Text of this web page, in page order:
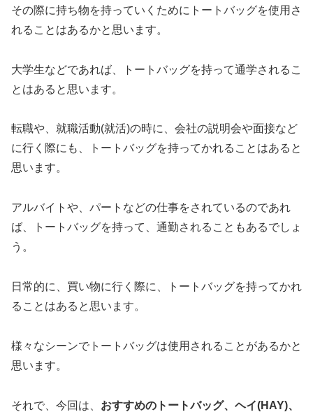
その際に持ち物を持っていくためにトートバッグを使用さ
れることはあるかと思います。
大学生などであれば、トートバッグを持って通学されるこ
とはあると思います。
転職や、就職活動(就活)の時に、会社の説明会や面接など
に行く際にも、トートバッグを持ってかれることはあると
思います。
アルバイトや、パートなどの仕事をされているのであれ
ば、トートバッグを持って、通勤されることもあるでしょ
う。
日常的に、買い物に行く際に、トートバッグを持ってかれ
ることはあると思います。
様々なシーンでトートバッグは使用されることがあるかと
思います。
それで、今回は、 おすすめのトートバッグ、ヘイ(HAY)、